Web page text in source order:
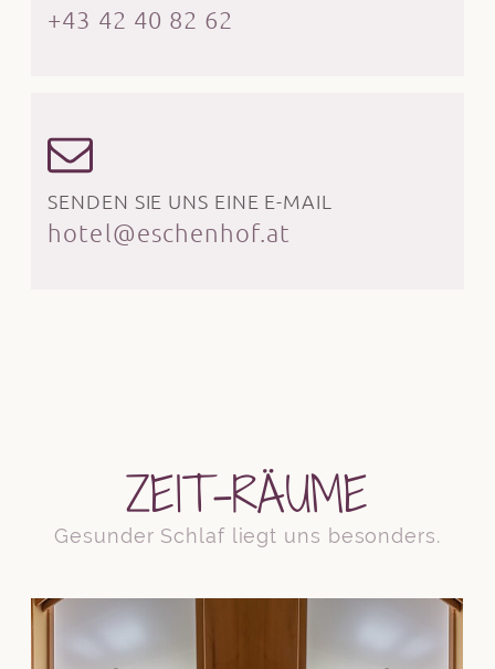
+43 42 40 82 62
SENDEN SIE UNS EINE E-MAIL
hotel@eschenhof.at
ZEIT-RÄUME
Gesunder Schlaf liegt uns besonders.